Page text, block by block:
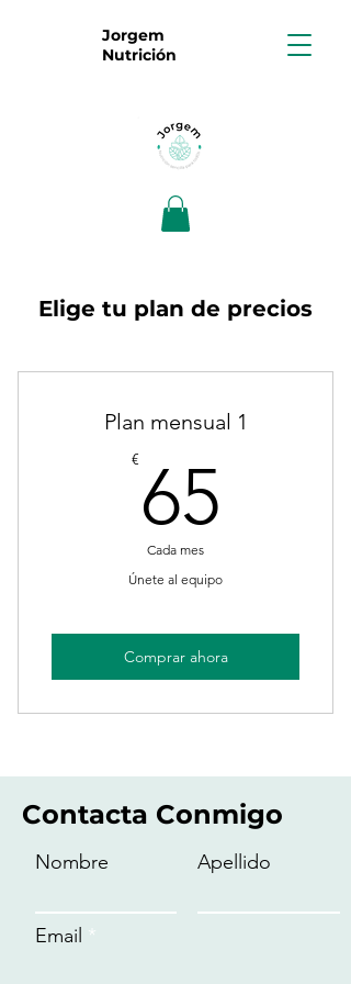
Jorgem
Nutrición
Elige tu plan de precios
Plan mensual 1
€ 65
Cada mes
Únete al equipo
Comprar ahora
Contacta Conmigo
Nombre Apellido
Email